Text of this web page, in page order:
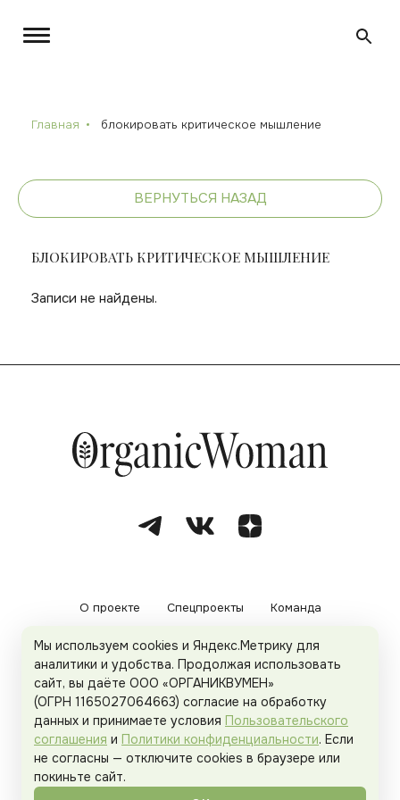
Главная блокировать критическое мышление
ВЕРНУТЬСЯ НАЗАД
БЛОКИРОВАТЬ КРИТИЧЕСКОЕ МЫШЛЕНИЕ
Записи не найдены.
О проекте Спецпроекты Команда
Рекламодателям Политика конфиденциальности
Пользовательское соглашение
Organicwoman.ru . Все права защищены.
Мы используем cookies и Яндекс.Метрику для
аналитики и удобства. Продолжая использовать
сайт, вы даёте ООО «ОРГАНИКВУМЕН»
(ОГРН 1165027064663) согласие на обработку
данных и принимаете условия Пользовательского
соглашения и Политики конфиденциальности. Если
не согласны — отключите cookies в браузере или
покиньте сайт.